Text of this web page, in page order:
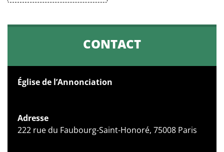
CONTACT
Église de l’Annonciation
Adresse
222 rue du Faubourg-Saint-Honoré, 75008 Paris